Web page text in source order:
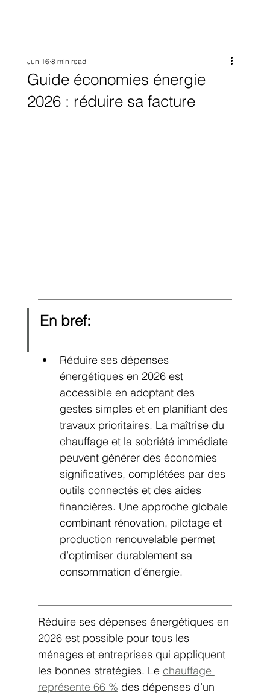
Guide économies énergie
2026 : réduire sa facture
Jun 16 8 min read
En bref:
Réduire ses dépenses
énergétiques en 2026 est
accessible en adoptant des
gestes simples et en planifiant des
travaux prioritaires. La maîtrise du
chauffage et la sobriété immédiate
peuvent générer des économies
significatives, complétées par des
outils connectés et des aides
financières. Une approche globale
combinant rénovation, pilotage et
production renouvelable permet
d’optimiser durablement sa
consommation d’énergie.
Réduire ses dépenses énergétiques en
2026 est possible pour tous les
ménages et entreprises qui appliquent
les bonnes stratégies. Le chauffage
représente 66 % des dépenses d’un